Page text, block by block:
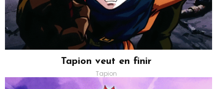
Tapion veut en finir
Tapion